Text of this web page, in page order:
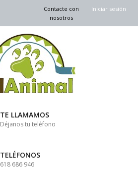
Iniciar sesión
Contacte con
nosotros
TE LLAMAMOS
Déjanos tu teléfono
TELÉFONOS
618 686 946